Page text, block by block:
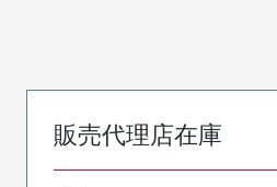
販売代理店在庫